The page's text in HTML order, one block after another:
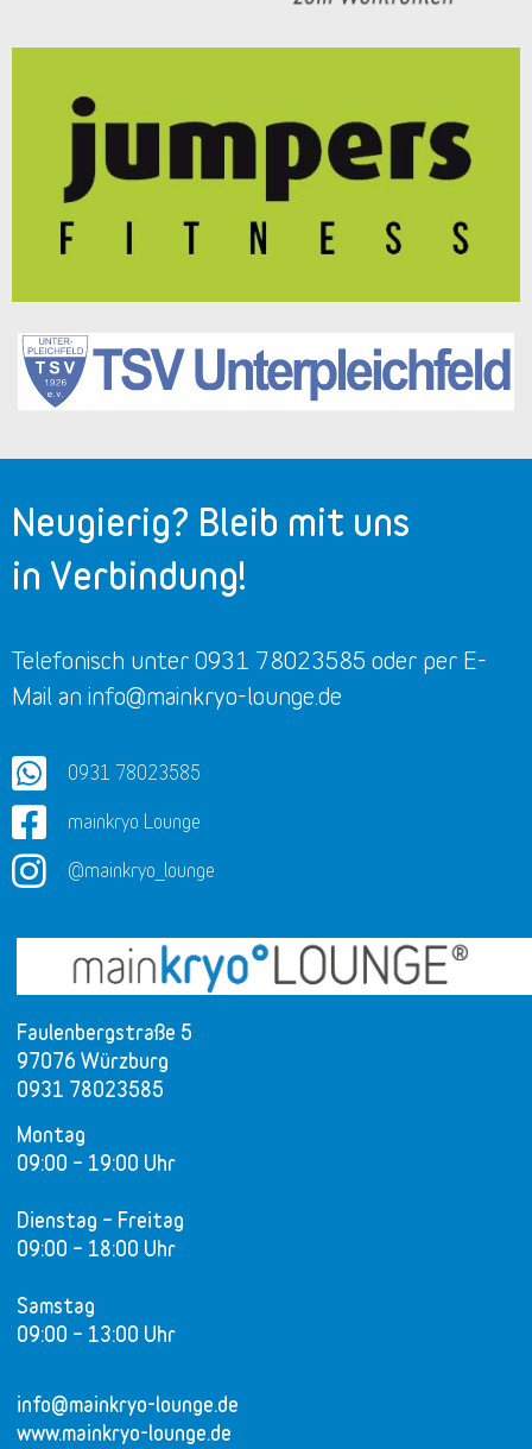
Faulenbergstraße 5
97076 Würzburg
0931 78023585
Montag
09:00 – 19:00 Uhr
Dienstag – Freitag
09:00 – 18:00 Uhr
Samstag
09:00 – 13:00 Uhr
info@mainkryo-lounge.de
www.mainkryo-lounge.de
Neugierig? Bleib mit uns
in Verbindung!
Telefonisch unter 0931 78023585 oder per E-
Mail an info@mainkryo-lounge.de
0931 78023585
mainkryo Lounge
@mainkryo_lounge